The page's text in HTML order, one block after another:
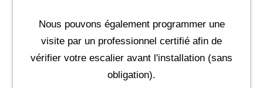
Nous pouvons également programmer une
visite par un professionnel certifié afin de
vérifier votre escalier avant l'installation (sans
obligation).